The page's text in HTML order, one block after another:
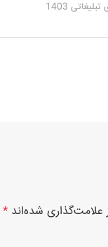
1403
شده‌اند *